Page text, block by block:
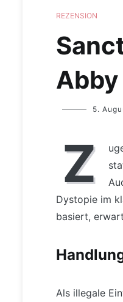
REZENSION
Yvonne
5.
Z
Dystopie im
basiert,
Als illegale